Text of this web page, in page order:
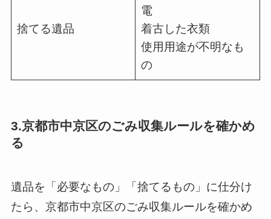
捨てる遺品
電
着古した衣類
使用用途が不明なも
の
3.京都市中京区のごみ収集ルールを確かめ
る
遺品を「必要なもの」「捨てるもの」に仕分け
たら、京都市中京区のごみ収集ルールを確かめ